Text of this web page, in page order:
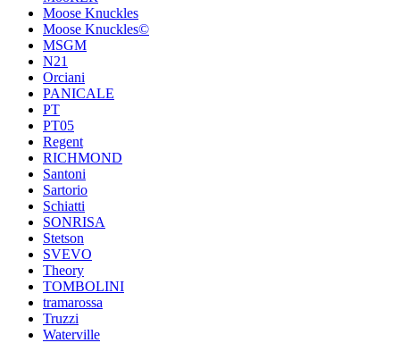
Moose Knuckles
Moose Knuckles©️
MSGM
N21
Orciani
PANICALE
PT
PT05
Regent
RICHMOND
Santoni
Sartorio
Schiatti
SONRISA
Stetson
SVEVO
Theory
TOMBOLINI
tramarossa
Truzzi
Waterville